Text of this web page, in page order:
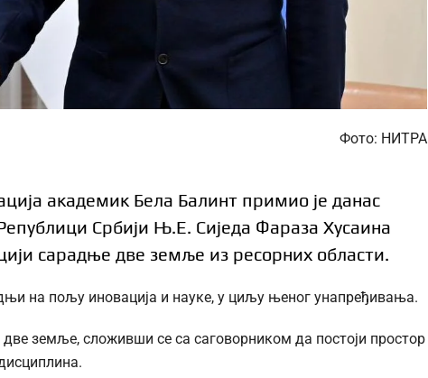
Фото: НИТРА
академик Бела Балинт примио је данас
Србији Њ.Е. Сиједа Фараза Хусаина
сарадње две земље из ресорних области.
на пољу иновација и науке, у циљу њеног унапређивања.
земље, сложивши се са саговорником да постоји простор